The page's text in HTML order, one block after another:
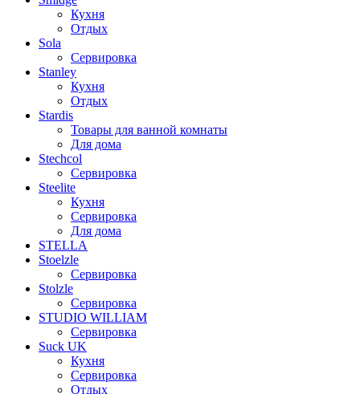
Кухня
Отдых
Sola
Сервировка
Stanley
Кухня
Отдых
Stardis
Товары для ванной комнаты
Для дома
Stechcol
Сервировка
Steelite
Кухня
Сервировка
Для дома
STELLA
Stoelzle
Сервировка
Stolzle
Сервировка
STUDIO WILLIAM
Сервировка
Suck UK
Кухня
Сервировка
Отдых